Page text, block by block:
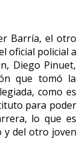
Barría, el otro
oficial policial a
Diego Pinuet,
que tomó la
como es
para poder
lo que es
y del otro joven